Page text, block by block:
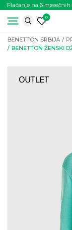
Plaćanje na 6 mesečnih
0
BENETTON SRBIJA
BENETTON ŽENSKI